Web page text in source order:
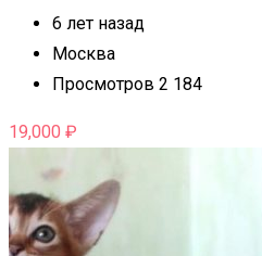
6 лет назад
Москва
Просмотров 2 184
19,000 ₽